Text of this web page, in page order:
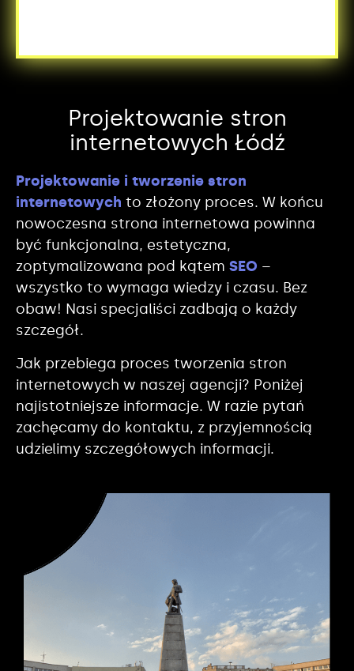
Projektowanie stron
internetowych Łódź
Projektowanie i tworzenie stron
internetowych to złożony proces. W końcu
nowoczesna strona internetowa powinna
być funkcjonalna, estetyczna,
zoptymalizowana pod kątem SEO –
wszystko to wymaga wiedzy i czasu. Bez
obaw! Nasi specjaliści zadbają o każdy
szczegół.
Jak przebiega proces tworzenia stron
internetowych w naszej agencji? Poniżej
najistotniejsze informacje. W razie pytań
zachęcamy do kontaktu, z przyjemnością
udzielimy szczegółowych informacji.